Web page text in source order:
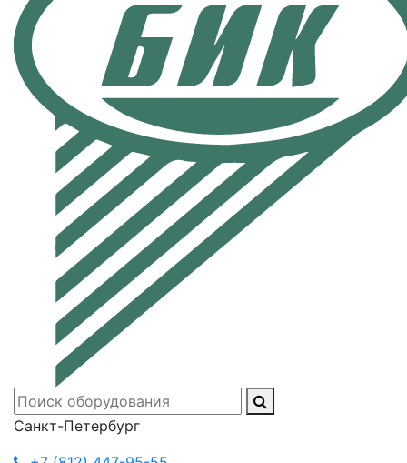
Санкт-Петербург